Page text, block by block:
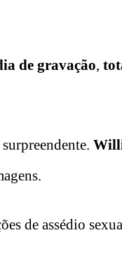
de gravação,
de assédio